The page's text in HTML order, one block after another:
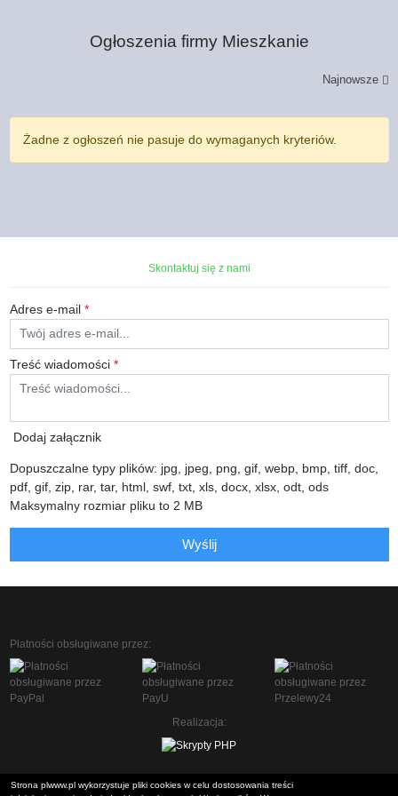
Ogłoszenia firmy Mieszkanie
Najnowsze
Żadne z ogłoszeń nie pasuje do wymaganych kryteriów.
Skontaktuj się z nami
Adres e-mail *
Treść wiadomości *
Dodaj załącznik
Dopuszczalne typy plików: jpg, jpeg, png, gif, webp, bmp, tiff, doc,
pdf, gif, zip, rar, tar, html, swf, txt, xls, docx, xlsx, odt, ods
Maksymalny rozmiar pliku to 2 MB
Wyślij
Płatności obsługiwane przez:
Realizacja:
Strona plwww.pl wykorzystuje pliki cookies w celu dostosowania treści